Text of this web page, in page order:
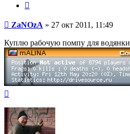
Сообщение
ZaNOzA » 27 окт 2011, 11:49
Куплю рабочую помпу для
началу